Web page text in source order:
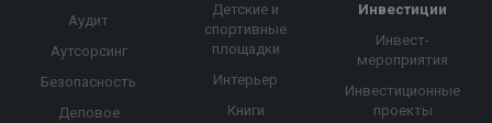
Аудит
Аутсорсинг
Безопасность
Деловое
Детские и
спортивные
площадки
Интерьер
Книги
Инвестиции
Инвест-
мероприятия
Инвестиционные
проекты